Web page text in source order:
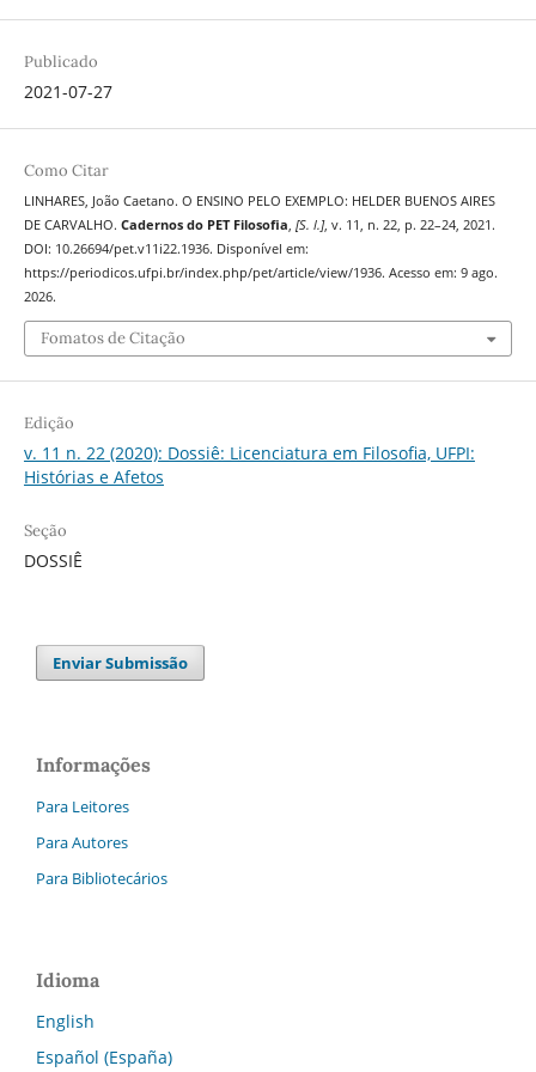
Publicado
2021-07-27
Como Citar
LINHARES, João Caetano. O ENSINO PELO EXEMPLO: HELDER BUENOS AIRES
DE CARVALHO. Cadernos do PET Filosofia [S. l.], v. 11, n. 22, p. 22–24, 2021.
DOI: 10.26694/pet.v11i22.1936. Disponível em:
https://periodicos.ufpi.br/index.php/pet/article/view/1936. Acesso em: 9 ago.
2026.
Fomatos de Citação
Edição
v. 11 n. 22 (2020): Dossiê: Licenciatura em Filosofia, UFPI:
Histórias e Afetos
Seção
DOSSIÊ
Enviar Submissão
Informações
Para Leitores
Para Autores
Para Bibliotecários
Idioma
English
Español (España)